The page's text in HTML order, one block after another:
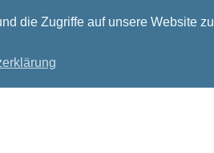
die Zugriffe auf unsere Website zu